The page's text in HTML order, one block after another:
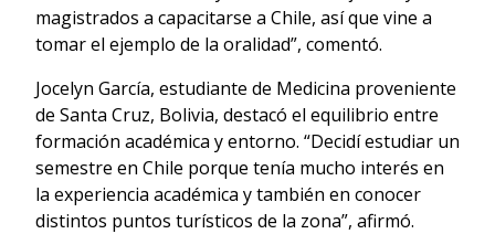
magistrados a capacitarse a Chile, así que vine a
tomar el ejemplo de la oralidad”, comentó.
Jocelyn García, estudiante de Medicina proveniente
de Santa Cruz, Bolivia, destacó el equilibrio entre
formación académica y entorno. “Decidí estudiar un
semestre en Chile porque tenía mucho interés en
la experiencia académica y también en conocer
distintos puntos turísticos de la zona”, afirmó.